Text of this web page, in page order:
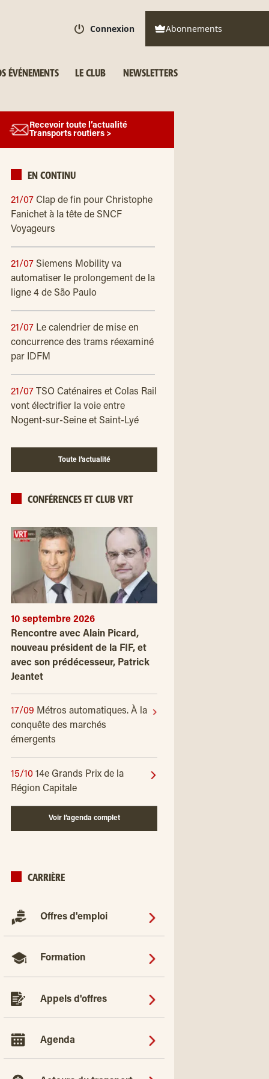
Connexion Abonnements
ÉVÉNEMENTS LE CLUB NEWSLETTERS
Recevoir toute l’actualité
Transports routiers >
EN CONTINU
21/07 Clap de fin pour Christophe
Fanichet à la tête de SNCF
Voyageurs
21/07 Siemens Mobility va
automatiser le prolongement de la
ligne 4 de São Paulo
21/07 Le calendrier de mise en
concurrence des trams réexaminé
par IDFM
21/07
TSO Caténaires et Colas Rail
vont électrifier la voie entre
Nogent-sur-Seine et Saint-Lyé
Toute l’actualité
CONFÉRENCES ET CLUB VRT
10 septembre 2026
Rencontre avec Alain Picard,
nouveau président de la FIF, et
avec son prédécesseur, Patrick
Jeantet
17/09 Métros automatiques. À la
conquête des marchés
émergents
15/10 14e Grands Prix de la
Région Capitale
Voir l’agenda complet
CARRIÈRE
Offres d'emploi
Formation
Appels d'offres
Agenda